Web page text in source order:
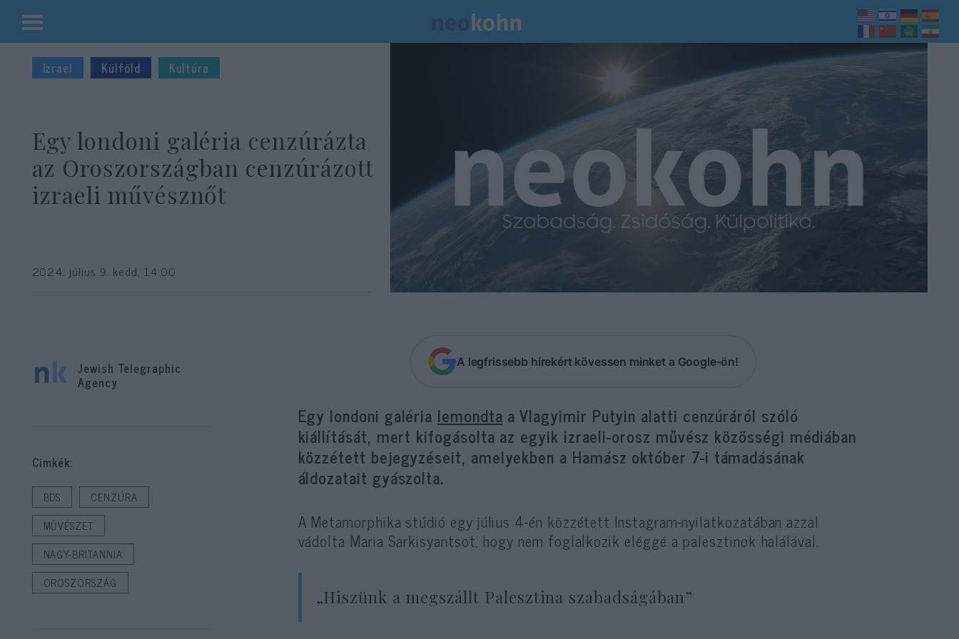
Kilépés
tartalomba
Izrael Külföld Kultúra
Egy londoni galéria cenzúrázta
az Oroszországban cenzúrázott
izraeli művésznőt
2024. július 9. kedd, 14:00
A legfrissebb hírekért kövessen minket a Google-ön!
Egy londoni galéria lemondta a Vlagyimir Putyin alatti cenzúráról szóló
kiállítását, mert kifogásolta az egyik izraeli-orosz művész közösségi médiában
közzétett bejegyzéseit, amelyekben a Hamász október 7-i támadásának
áldozatait gyászolta.
A Metamorphika stúdió egy július 4-én közzétett Instagram-nyilatkozatában azzal
vádolta Maria Sarkisyantsot, hogy nem foglalkozik eléggé a palesztinok halálával.
„Hiszünk a megszállt Palesztina szabadságában”
Jewish Telegraphic
Agency
Cimkék:
BDS
CENZÚRA
MŰVÉSZET
NAGY-BRITANNIA
OROSZORSZÁG